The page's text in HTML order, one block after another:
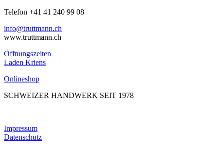
Telefon +41 41 240 99 08
hc.nnamtturt@ofni
www.truttmann.ch
Öffnungszeiten
Laden Kriens
Onlineshop
SCHWEIZER HANDWERK SEIT 1978
Impressum
Datenschutz